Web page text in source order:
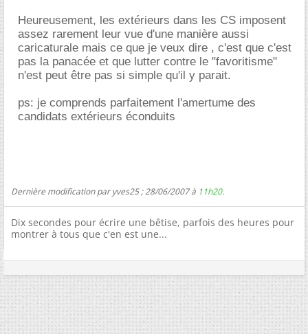
Heureusement, les extérieurs dans les CS imposent
assez rarement leur vue d'une manière aussi
caricaturale mais ce que je veux dire , c'est que c'est
pas la panacée et que lutter contre le "favoritisme"
n'est peut être pas si simple qu'il y parait.
ps: je comprends parfaitement l'amertume des
candidats extérieurs éconduits
Dernière modification par yves25 ; 28/06/2007 à 11h20.
Dix secondes pour écrire une bêtise, parfois des heures pour
montrer à tous que c'en est une...